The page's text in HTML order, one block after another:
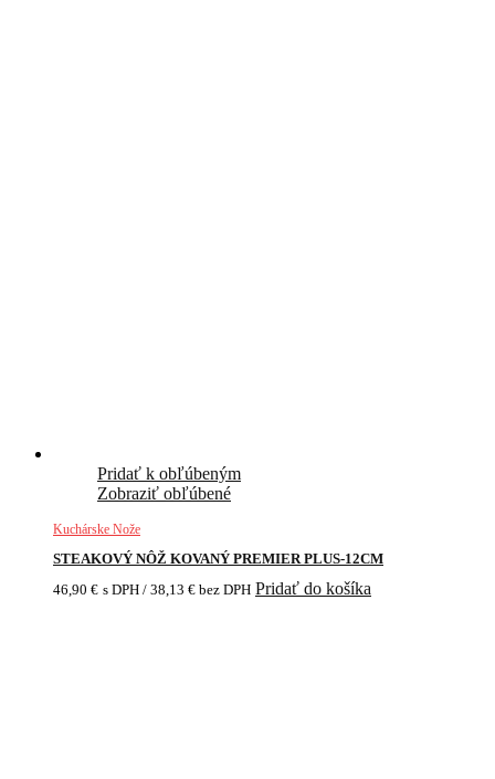
Pridať k obľúbeným
Zobraziť obľúbené
Kuchárske Nože
STEAKOVÝ NÔŽ KOVANÝ PREMIER PLUS-12CM
46,90 € s DPH / 38,13 € bez DPH Pridať do košíka